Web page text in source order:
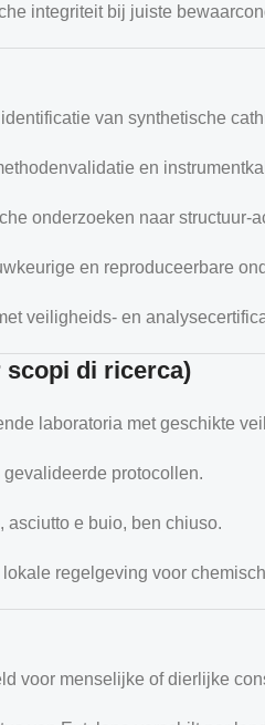
integriteit bij juiste
van synthetische
en
onderzoeken naar structuur-
en reproduceerbare
veiligheids- en
di ricerca)
laboratoria met geschikte
protocollen.
asciutto e buio, ben chiuso.
regelgeving voor
voor menselijke of dierlijke